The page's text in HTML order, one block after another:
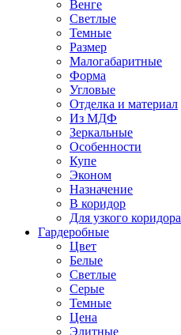
Венге
Светлые
Темные
Размер
Малогабаритные
Форма
Угловые
Отделка и материал
Из МДФ
Зеркальные
Особенности
Купе
Эконом
Назначение
В коридор
Для узкого коридора
Гардеробные
Цвет
Белые
Светлые
Серые
Темные
Цена
Элитные